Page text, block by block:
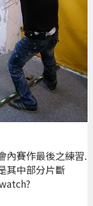
內賽作最後之練習.
其中部分片斷